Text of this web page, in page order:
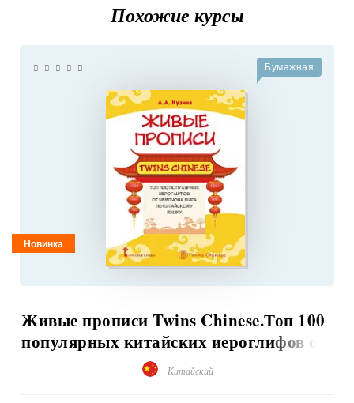
Похожие курсы
Бумажная
Новинка
Живые прописи Twins Chinese.Топ 100
популярных китайских иероглифов от
чемпиона мира по китайскому языку
Китайский